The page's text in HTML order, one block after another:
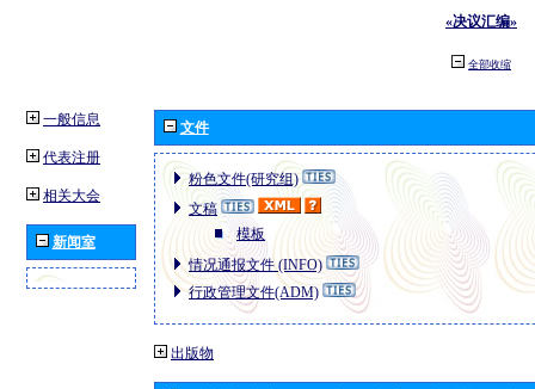
«决议汇编»
全部收缩
一般信息
代表注册
相关大会
新闻室
文件
粉色文件(研究组)
文稿
模板
情况通报文件 (INFO)
行政管理文件(ADM)
出版物